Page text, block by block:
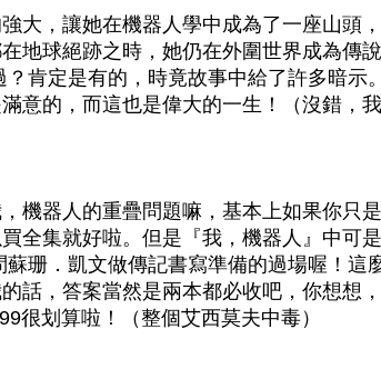
大，讓她在機器人學中成為了一座山頭
地球絕跡之時，她仍在外圍世界成為傳
？肯定是有的，時竟故事中給了許多暗示
意的，而這也是偉大的一生！（沒錯，
機器人的重疊問題嘛，基本上如果你只
全集就好啦。但是『我，機器人』中可
蘇珊．凱文做傳記書寫準備的過場喔！這
話，答案當然是兩本都必收吧，你想想
很划算啦！（整個艾西莫夫中毒）